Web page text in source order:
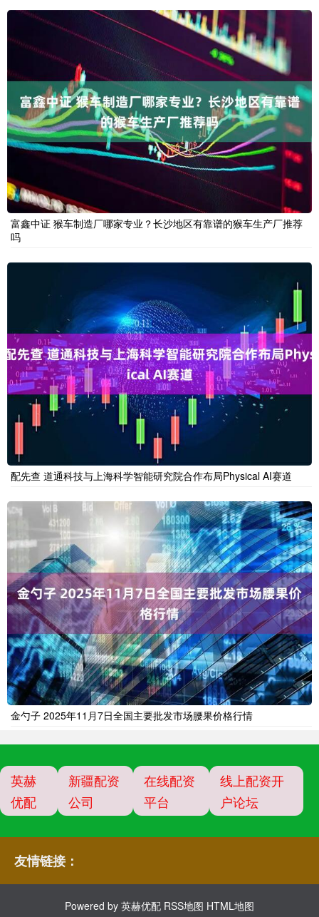
富鑫中证 猴车制造厂哪家专业？长沙地区有靠谱的猴车生产厂推荐
吗
配先查 道通科技与上海科学智能研究院合作布局Physical AI赛道
金勺子 2025年11月7日全国主要批发市场腰果价格行情
英赫
优配
新疆配资
公司
在线配资
平台
线上配资开
户论坛
友情链接：
Powered by 英赫优配 RSS地图 HTML地图